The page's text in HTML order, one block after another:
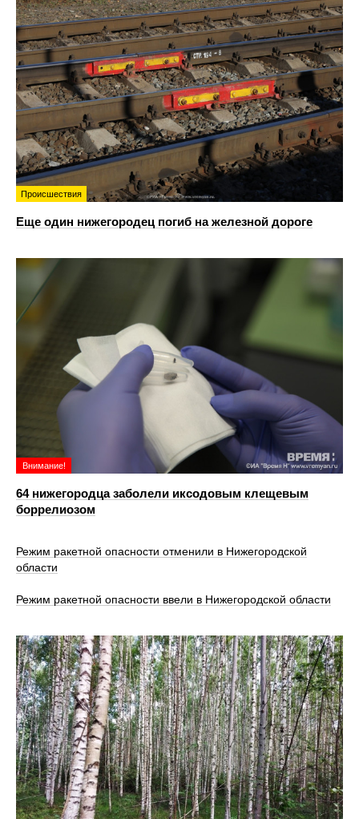
Происшествия
Еще один нижегородец погиб на железной дороге
Внимание!
64 нижегородца заболели иксодовым клещевым
боррелиозом
Режим ракетной опасности отменили в Нижегородской
области
Режим ракетной опасности ввели в Нижегородской области